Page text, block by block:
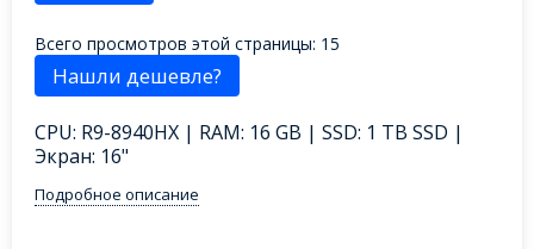
Всего просмотров этой страницы: 15
CPU: R9-8940HX | RAM: 16 GB | SSD: 1 TB SSD |
Экран: 16"
Подробное описание